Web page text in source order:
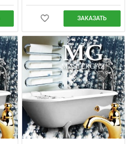
ЗАКАЗАТЬ